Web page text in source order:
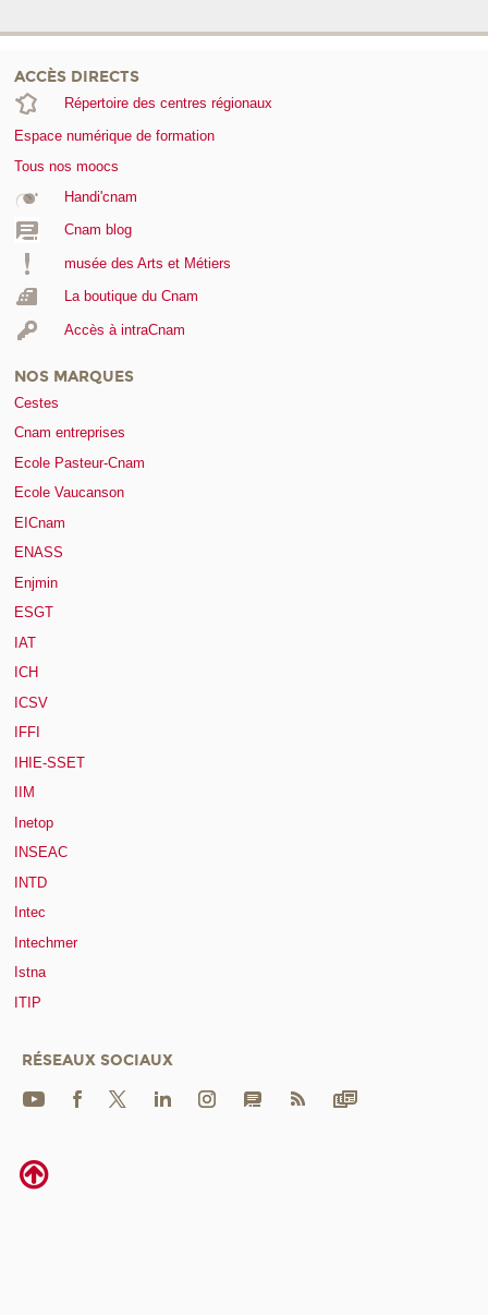
ACCÈS DIRECTS
Répertoire des centres régionaux
Espace numérique de formation
Tous nos moocs
Handi'cnam
Cnam blog
musée des Arts et Métiers
La boutique du Cnam
Accès à intraCnam
NOS MARQUES
Cestes
Cnam entreprises
Ecole Pasteur-Cnam
Ecole Vaucanson
EICnam
ENASS
Enjmin
ESGT
IAT
ICH
ICSV
IFFI
IHIE-SSET
IIM
Inetop
INSEAC
INTD
Intec
Intechmer
Istna
ITIP
RÉSEAUX SOCIAUX